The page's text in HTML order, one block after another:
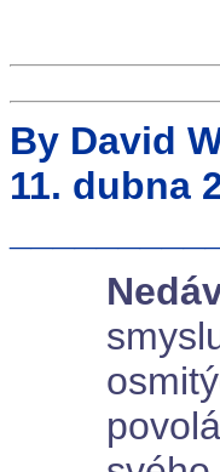
By David
11. dubna